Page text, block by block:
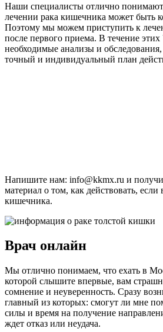
Наши специалисты отлично
лечении рака кишечника может быть
Поэтому мы можем приступить к
после первого приема. В течение
необходимые анализы и
точный и индивидуальный план
Напишите нам: info@kkmx.ru и
материал о том, как действовать,
кишечника.
Врач онлайн
Мы отлично понимаем, что ехать в
которой слышите впервые, вам
сомнение и неуверенность. Сразу
главный из которых: смогут ли мне
силы и время на получение
ждет отказ или неудача.